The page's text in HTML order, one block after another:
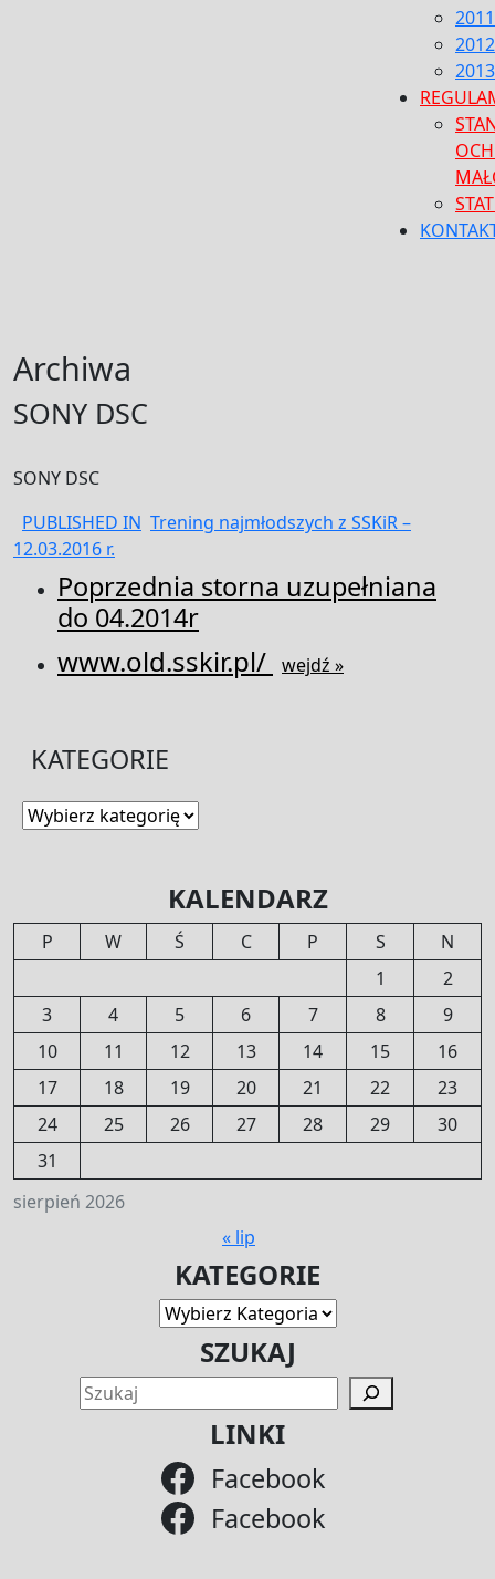
2011
2012
2013
Archiwa
SONY DSC
SONY DSC
Nawigacja
wpisu
PUBLISHED IN Trening najmłodszych z SSKiR –
12.03.2016 r.
Poprzednia storna uzupełniana
do 04.2014r
www.old.sskir.pl/ wejdź »
KATEGORIE
Kategorie
KALENDARZ
sierpień 2026
P W Ś C P S
N
1
2
3
4 5 6 7 8
9
10
11 12 13 14 15
16
17
18 19 20 21 22
23
24
25 26 27 28 29
30
31
« lip
KATEGORIE
Kategorie
SZUKAJ
LINKI
Facebook
Facebook